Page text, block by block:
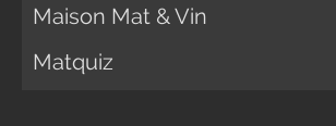
Maison Mat & Vin
Matquiz